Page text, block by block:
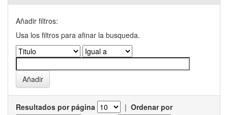
Añadir filtros:
Usa los filtros para afinar la busqueda.
Resultados por página | Ordenar por